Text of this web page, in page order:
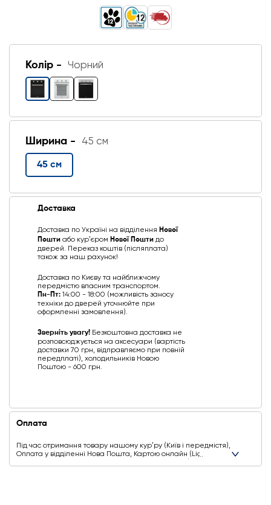
Колір - Чорний
Ширина - 45 см
45 см
Доставка
Доставка по Україні на відділення Нової
Пошти або курʼєром Нової Пошти до
дверей. Переказ коштів (післяплата)
також за наш рахунок!
Доставка по Києву та найближчому
передмістю власним транспортом.
Пн-Пт: 14:00 - 18:00 (можливість заносу
техніки до дверей уточнюйте при
оформленні замовлення).
Зверніть увагу! Безкоштовна доставка не
розповсюджується на аксесуари (вартість
доставки 70 грн, відправляємо при повній
передплаті), холодильників Новою
Поштою - 600 грн.
Оплата
Під час отримання товару нашому курʼру (Київ і передмістя),
Оплата у відділенні Нова Пошта, Картою онлайн (Liqpay,